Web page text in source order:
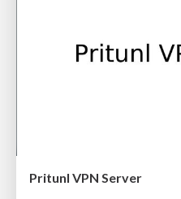
Pritunl VPN Server